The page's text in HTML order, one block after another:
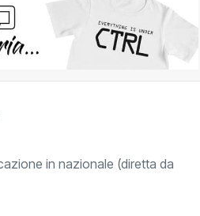
in nazionale (diretta da